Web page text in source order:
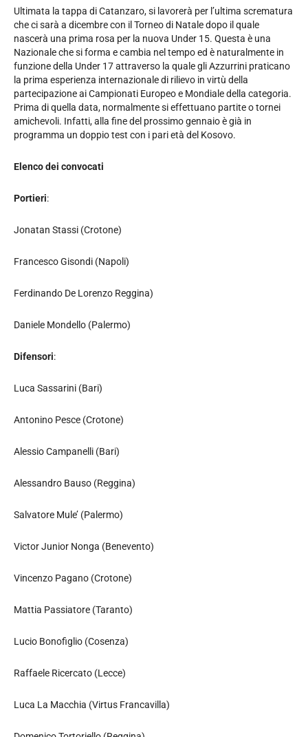
Ultimata la tappa di Catanzaro, si lavorerà per l’ultima scrematura
che ci sarà a dicembre con il Torneo di Natale dopo il quale
nascerà una prima rosa per la nuova Under 15. Questa è una
Nazionale che si forma e cambia nel tempo ed è naturalmente in
funzione della Under 17 attraverso la quale gli Azzurrini praticano
la prima esperienza internazionale di rilievo in virtù della
partecipazione ai Campionati Europeo e Mondiale della categoria.
Prima di quella data, normalmente si effettuano partite o tornei
amichevoli. Infatti, alla fine del prossimo gennaio è già in
programma un doppio test con i pari età del Kosovo.
Elenco dei convocati
Portieri:
Jonatan Stassi (Crotone)
Francesco Gisondi (Napoli)
Ferdinando De Lorenzo Reggina)
Daniele Mondello (Palermo)
Difensori:
Luca Sassarini (Bari)
Antonino Pesce (Crotone)
Alessio Campanelli (Bari)
Alessandro Bauso (Reggina)
Salvatore Mule’ (Palermo)
Victor Junior Nonga (Benevento)
Vincenzo Pagano (Crotone)
Mattia Passiatore (Taranto)
Lucio Bonofiglio (Cosenza)
Raffaele Ricercato (Lecce)
Luca La Macchia (Virtus Francavilla)